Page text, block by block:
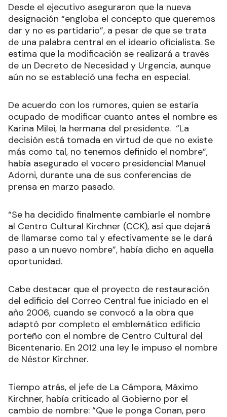
Desde el ejecutivo aseguraron que la nueva
designación “engloba el concepto que queremos
dar y no es partidario”, a pesar de que se trata
de una palabra central en el ideario oficialista. Se
estima que la modificación se realizará a través
de un Decreto de Necesidad y Urgencia, aunque
aún no se estableció una fecha en especial.
De acuerdo con los rumores, quien se estaría
ocupado de modificar cuanto antes el nombre es
Karina Milei, la hermana del presidente. “La
decisión está tomada en virtud de que no existe
más como tal, no tenemos definido el nombre”,
había asegurado el vocero presidencial Manuel
Adorni, durante una de sus conferencias de
prensa en marzo pasado.
“Se ha decidido finalmente cambiarle el nombre
al Centro Cultural Kirchner (CCK), así que dejará
de llamarse como tal y efectivamente se le dará
paso a un nuevo nombre”, había dicho en aquella
oportunidad.
Cabe destacar que el proyecto de restauración
del edificio del Correo Central fue iniciado en el
año 2006, cuando se convocó a la obra que
adaptó por completo el emblemático edificio
porteño con el nombre de Centro Cultural del
Bicentenario. En 2012 una ley le impuso el nombre
de Néstor Kirchner.
Tiempo atrás, el jefe de La Cámpora, Máximo
Kirchner, había criticado al Gobierno por el
cambio de nombre: “Que le ponga Conan, pero